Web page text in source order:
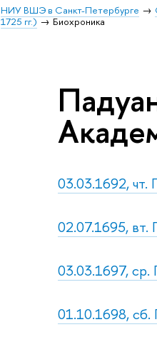
НИУ ВШЭ в Санкт-Петербурге
1725 гг.)
Биохроника
03.03.1692, чт.
02.07.1695, вт.
03.03.1697,
01.10.1698,